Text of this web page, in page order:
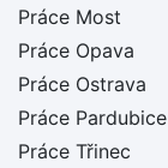
Práce Most
Práce Opava
Práce Ostrava
Práce Pardubice
Práce Třinec